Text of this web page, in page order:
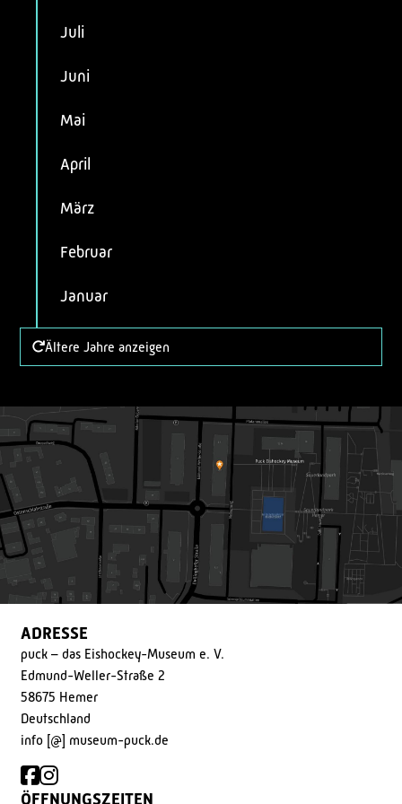
Juli
Juni
Mai
April
März
Februar
Januar
Ältere Jahre anzeigen
ADRESSE
puck – das Eishockey-Museum e. V.
Edmund-Weller-Straße 2
58675 Hemer
Deutschland
info [@] museum-puck.de
ÖFFNUNGSZEITEN